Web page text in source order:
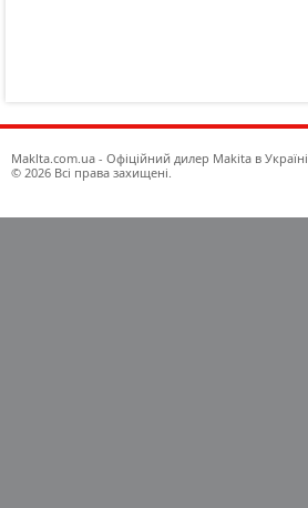
Maklta.com.ua - Офіційний дилер Makita в Україні
© 2026 Всі права захищені.